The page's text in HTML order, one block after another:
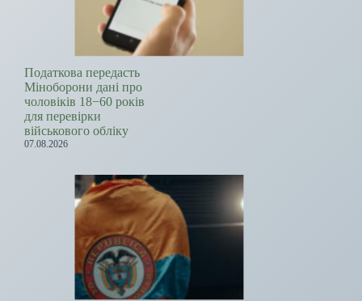
Податкова передасть
Міноборони дані про
чоловіків 18−60 років
для перевірки
військового обліку
07.08.2026